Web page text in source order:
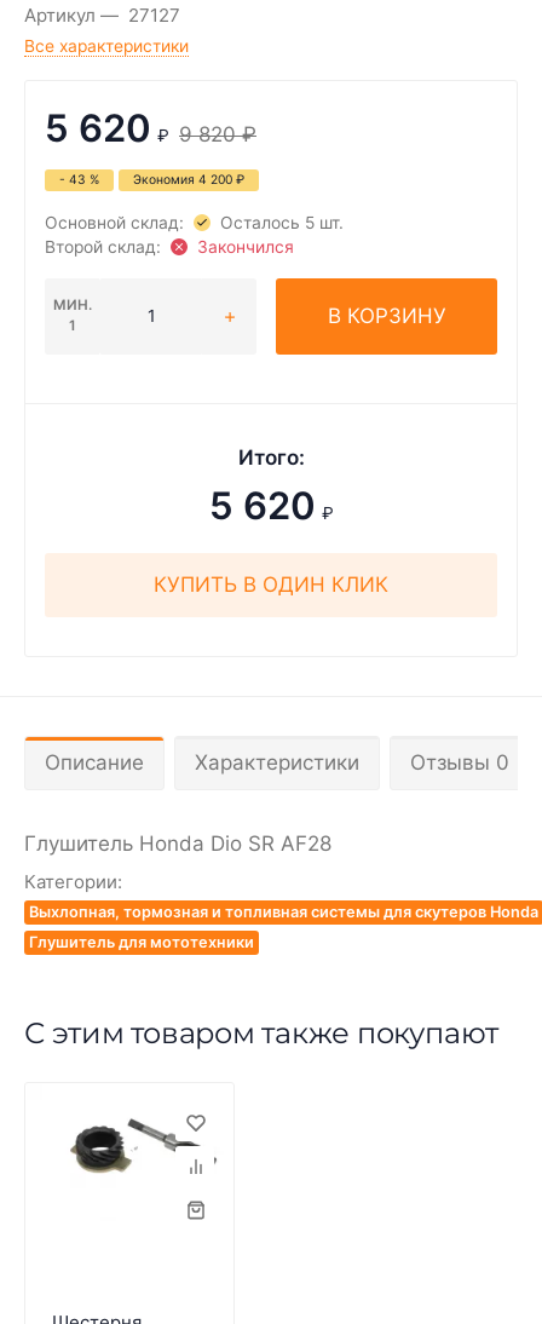
Артикул
27127
Все характеристики
5 620 ₽ 9 820 ₽
- 43 % Экономия 4 200 ₽
Основной склад:
Осталось 5 шт.
Второй склад:
Закончился
МИН.
1
В КОРЗИНУ
Итого:
5 620 ₽
КУПИТЬ В ОДИН КЛИК
Описание Характеристики Отзывы 0
Глушитель Honda Dio SR AF28
Категории:
Выхлопная, тормозная и топливная системы для скутеров Honda
Глушитель для мототехники
С этим товаром также покупают